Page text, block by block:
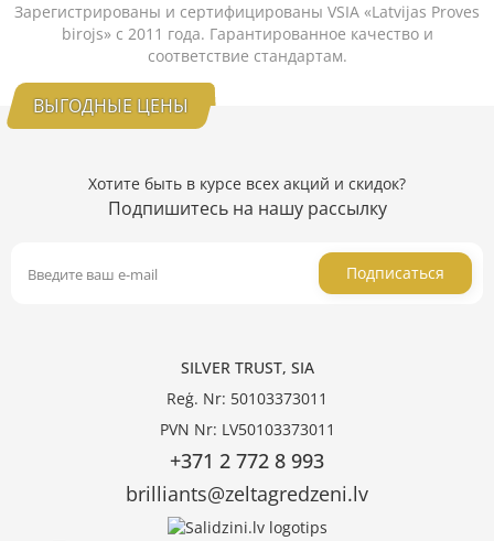
Зарегистрированы и сертифицированы VSIA «Latvijas Proves
birojs» с 2011 года. Гарантированное качество и
соответствие стандартам.
ВЫГОДНЫЕ ЦЕНЫ
Хотите быть в курсе всех акций и скидок?
Подпишитесь на нашу рассылку
Подписаться
SILVER TRUST, SIA
Reģ. Nr: 50103373011
PVN Nr: LV50103373011
+371 2 772 8 993
brilliants@zeltagredzeni.lv